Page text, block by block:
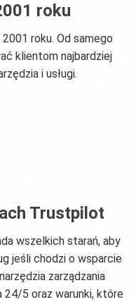
roku
roku. Od samego
klientom najbardziej
i usługi.
Trustpilot
wszelkich starań, aby
jeśli chodzi o wsparcie
zarządzania
5 oraz warunki, które